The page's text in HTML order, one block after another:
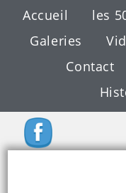
Accueil les
Galeries
Contact